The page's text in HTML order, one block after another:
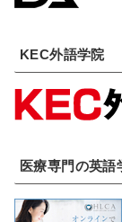
KEC外語学院
医療専門の英語